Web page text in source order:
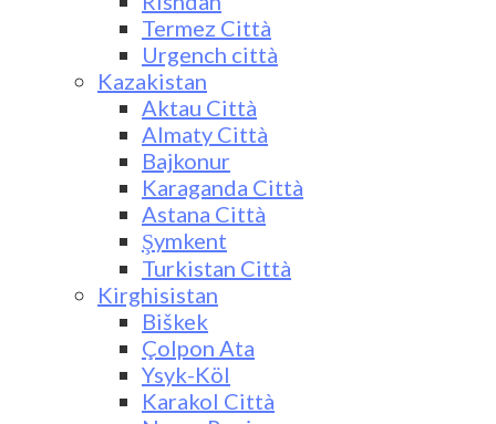
Termez Città
Urgench città
Kazakistan
Aktau Città
Almaty Città
Bajkonur
Karaganda Città
Astana Città
Şymkent
Turkistan Città
Kirghisistan
Biškek
Çolpon Ata
Ysyk-Köl
Karakol Città